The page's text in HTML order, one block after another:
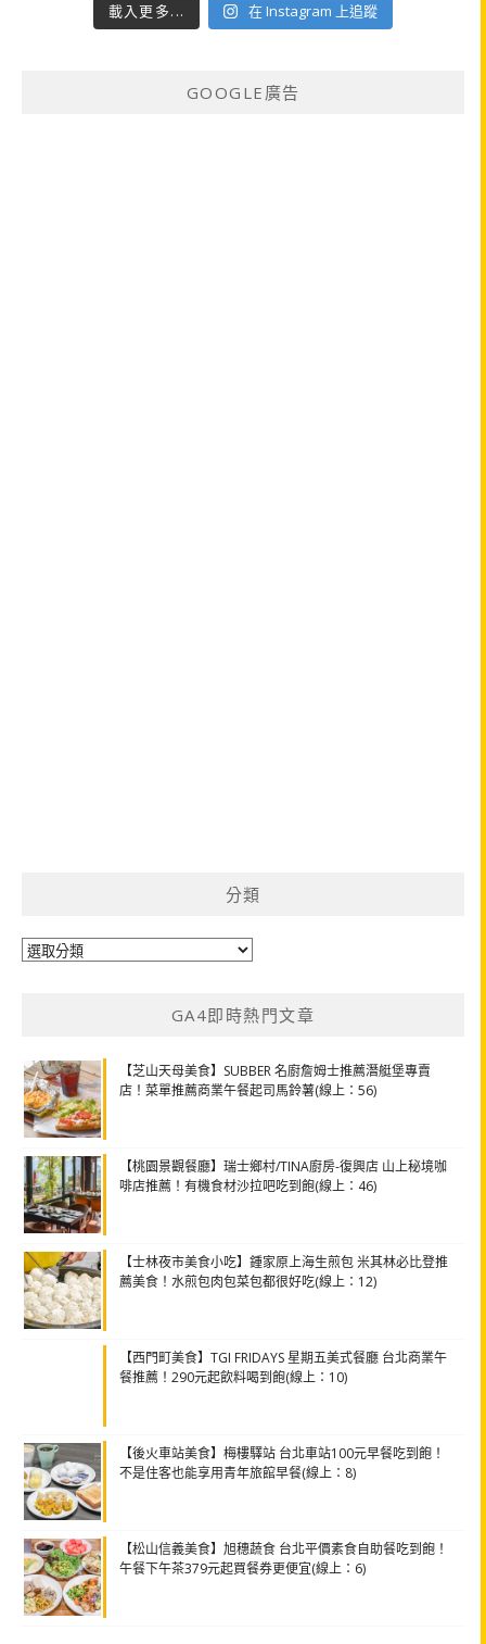
載入更多... 在 Instagram 上追蹤
GOOGLE廣告
分類
分
GA4即時熱門文章
【芝山天母美食】SUBBER 名廚詹姆士推薦潛艇堡專賣
店！菜單推薦商業午餐起司馬鈴薯(線上：56)
【桃園景觀餐廳】瑞士鄉村/TINA廚房-復興店 山上秘境咖
啡店推薦！有機食材沙拉吧吃到飽(線上：46)
【士林夜市美食小吃】鍾家原上海生煎包 米其林必比登推
薦美食！水煎包肉包菜包都很好吃(線上：12)
【西門町美食】TGI FRIDAYS 星期五美式餐廳 台北商業午
餐推薦！290元起飲料喝到飽(線上：10)
【後火車站美食】梅樓驛站 台北車站100元早餐吃到飽！
不是住客也能享用青年旅館早餐(線上：8)
【松山信義美食】旭穗蔬食 台北平價素食自助餐吃到飽！
午餐下午茶379元起買餐券更便宜(線上：6)